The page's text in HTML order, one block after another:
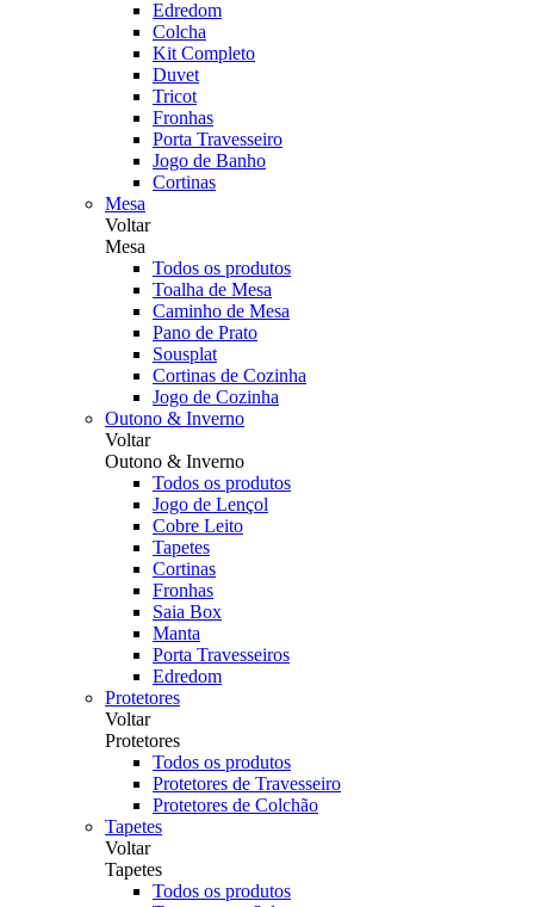
Edredom
Colcha
Kit Completo
Duvet
Tricot
Fronhas
Porta Travesseiro
Jogo de Banho
Cortinas
Mesa
Voltar
Mesa
Todos os produtos
Toalha de Mesa
Caminho de Mesa
Pano de Prato
Sousplat
Cortinas de Cozinha
Jogo de Cozinha
Outono & Inverno
Voltar
Outono & Inverno
Todos os produtos
Jogo de Lençol
Cobre Leito
Tapetes
Cortinas
Fronhas
Saia Box
Manta
Porta Travesseiros
Edredom
Protetores
Voltar
Protetores
Todos os produtos
Protetores de Travesseiro
Protetores de Colchão
Tapetes
Voltar
Tapetes
Todos os produtos